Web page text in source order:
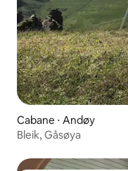
Cabane ⋅ Andøy
Bleik, Gåsøya